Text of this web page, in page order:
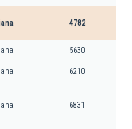
4782
5630
6210
6831